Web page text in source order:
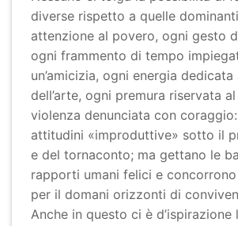
diverse rispetto a quelle
attenzione al povero, ogni gesto
ogni frammento di tempo
un’amicizia, ogni energia
dell’arte, ogni premura riservata
violenza denunciata con
attitudini «improduttive» sotto il
e del tornaconto; ma gettano le
rapporti umani felici e
per il domani orizzonti di
Anche in questo ci è d’ispirazione